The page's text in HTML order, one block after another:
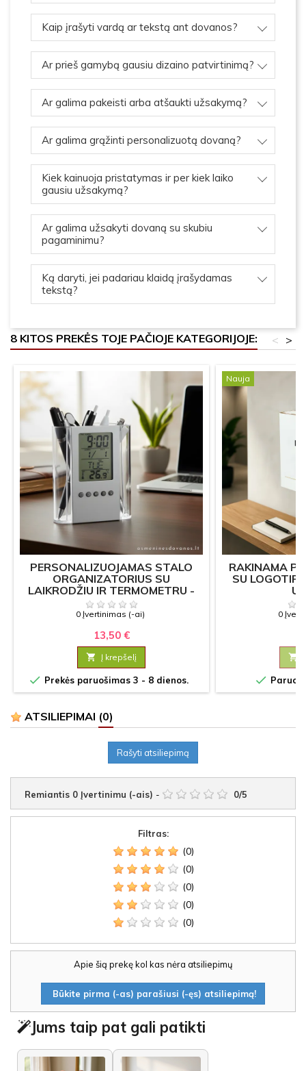
Kaip įrašyti vardą ar tekstą ant dovanos?
Ar prieš gamybą gausiu dizaino patvirtinimą?
Ar galima pakeisti arba atšaukti užsakymą?
Ar galima grąžinti personalizuotą dovaną?
Kiek kainuoja pristatymas ir per kiek laiko
gausiu užsakymą?
Ar galima užsakyti dovaną su skubiu
pagaminimu?
Ką daryti, jei padariau klaidą įrašydamas
tekstą?
8 KITOS PREKĖS TOJE PAČIOJE KATEGORIJOJE: >
<
PERSONALIZUOJAMAS STALO
ORGANIZATORIUS SU
LAIKRODŽIU IR TERMOMETRU -
KV
0 Įvertinimas (-ai)
13,50 €
 Į krepšelį
 Prekės paruošimas 3 - 8 dienos.
Nauja
RAKINAMA
SU
0


ATSILIEPIMAI (0)
Rašyti atsiliepimą
Remiantis 0 Įvertinimu (-ais) - 0/5
Filtras:
(0)
(0)
(0)
(0)
(0)
Apie šią prekę kol kas nėra atsiliepimų
Būkite pirma (-as) parašiusi (-ęs) atsiliepimą!
Jums taip pat gali patikti